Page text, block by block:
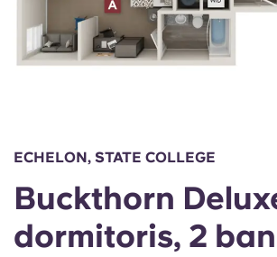
Compte
Chinese
Español
Inicia la sessió
Italian
Portuguese
ECHELON, STATE COLLEGE
Buckthorn
dormitoris, 2